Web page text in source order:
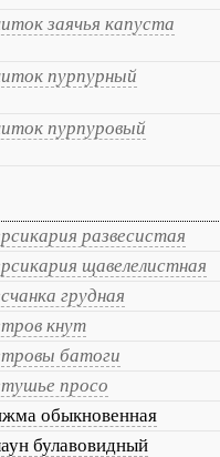
заячья капуста
пурпурный
пурпуровый
развесистая
щавелелистная
грудная
кнут
батоги
просо
обыкновенная
булавовидный